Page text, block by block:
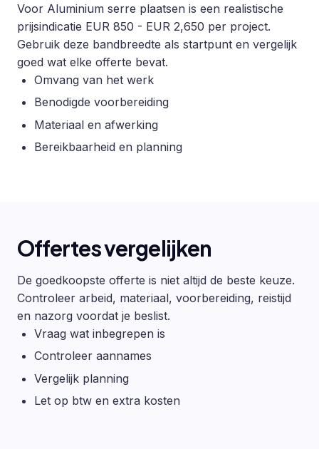
Voor Aluminium serre plaatsen is een realistische
prijsindicatie EUR 850 - EUR 2,650 per project.
Gebruik deze bandbreedte als startpunt en vergelijk
goed wat elke offerte bevat.
Omvang van het werk
Benodigde voorbereiding
Materiaal en afwerking
Bereikbaarheid en planning
Offertes vergelijken
De goedkoopste offerte is niet altijd de beste keuze.
Controleer arbeid, materiaal, voorbereiding, reistijd
en nazorg voordat je beslist.
Vraag wat inbegrepen is
Controleer aannames
Vergelijk planning
Let op btw en extra kosten